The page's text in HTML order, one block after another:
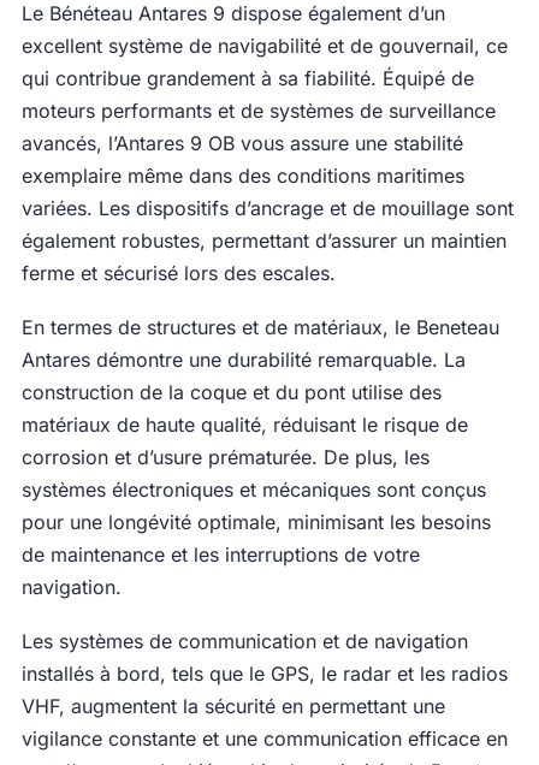
Le Bénéteau Antares 9 dispose également d’un
excellent système de navigabilité et de gouvernail, ce
qui contribue grandement à sa fiabilité. Équipé de
moteurs performants et de systèmes de surveillance
avancés, l’Antares 9 OB vous assure une stabilité
exemplaire même dans des conditions maritimes
variées. Les dispositifs d’ancrage et de mouillage sont
également robustes, permettant d’assurer un maintien
ferme et sécurisé lors des escales.
En termes de structures et de matériaux, le Beneteau
Antares démontre une durabilité remarquable. La
construction de la coque et du pont utilise des
matériaux de haute qualité, réduisant le risque de
corrosion et d’usure prématurée. De plus, les
systèmes électroniques et mécaniques sont conçus
pour une longévité optimale, minimisant les besoins
de maintenance et les interruptions de votre
navigation.
Les systèmes de communication et de navigation
installés à bord, tels que le GPS, le radar et les radios
VHF, augmentent la sécurité en permettant une
vigilance constante et une communication efficace en